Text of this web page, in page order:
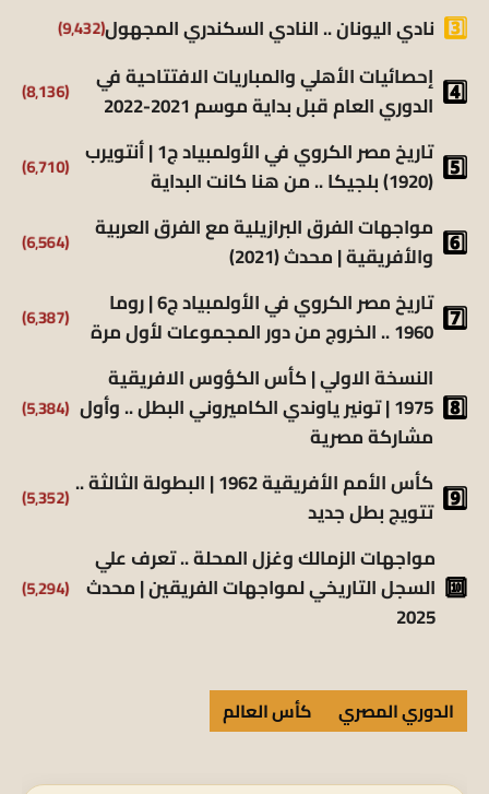
نادي اليونان .. النادي السكندري المجهول(9٬432)
إحصائيات الأهلي والمباريات الافتتاحية في
الدوري العام قبل بداية موسم 2021-2022
(8٬136)
تاريخ مصر الكروي في الأولمبياد ج1 | أنتويرب
(1920) بلجيكا .. من هنا كانت البداية
(6٬710)
مواجهات الفرق البرازيلية مع الفرق العربية
والأفريقية | محدث (2021)
(6٬564)
تاريخ مصر الكروي في الأولمبياد ج6 | روما
1960 .. الخروج من دور المجموعات لأول مرة
(6٬387)
النسخة الاولي | كأس الكؤوس الافريقية
1975 | تونير ياوندي الكاميروني البطل .. وأول
مشاركة مصرية
(5٬384)
كأس الأمم الأفريقية 1962 | البطولة الثالثة ..
تتويج بطل جديد
(5٬352)
مواجهات الزمالك وغزل المحلة .. تعرف علي
السجل التاريخي لمواجهات الفريقين | محدث
2025
(5٬294)
الدوري المصري كأس العالم